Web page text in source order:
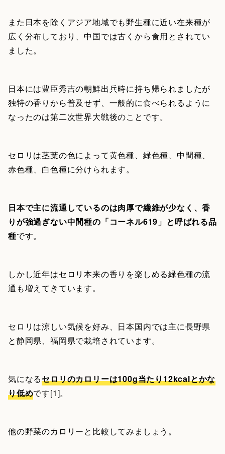
また日本を除くアジア地域でも野生種に近い在来種が
広く分布しており、中国では古くから食用とされてい
ました。
日本には豊臣秀吉の朝鮮出兵時に持ち帰られましたが
独特の香りから普及せず、一般的に食べられるように
なったのは第二次世界大戦後のことです。
セロリは茎葉の色によって黄色種、緑色種、中間種、
赤色種、白色種に分けられます。
日本で主に流通しているのは肉厚で繊維が少なく、香
りが強過ぎない中間種の「コーネル619」と呼ばれる品
種です。
しかし近年はセロリ本来の香りを楽しめる緑色種の流
通も増えてきています。
セロリは涼しい気候を好み、日本国内では主に長野県
と静岡県、福岡県で栽培されています。
気になるセロリのカロリーは100g当たり12kcalとかな
り低めです[1]。
他の野菜のカロリーと比較してみましょう。